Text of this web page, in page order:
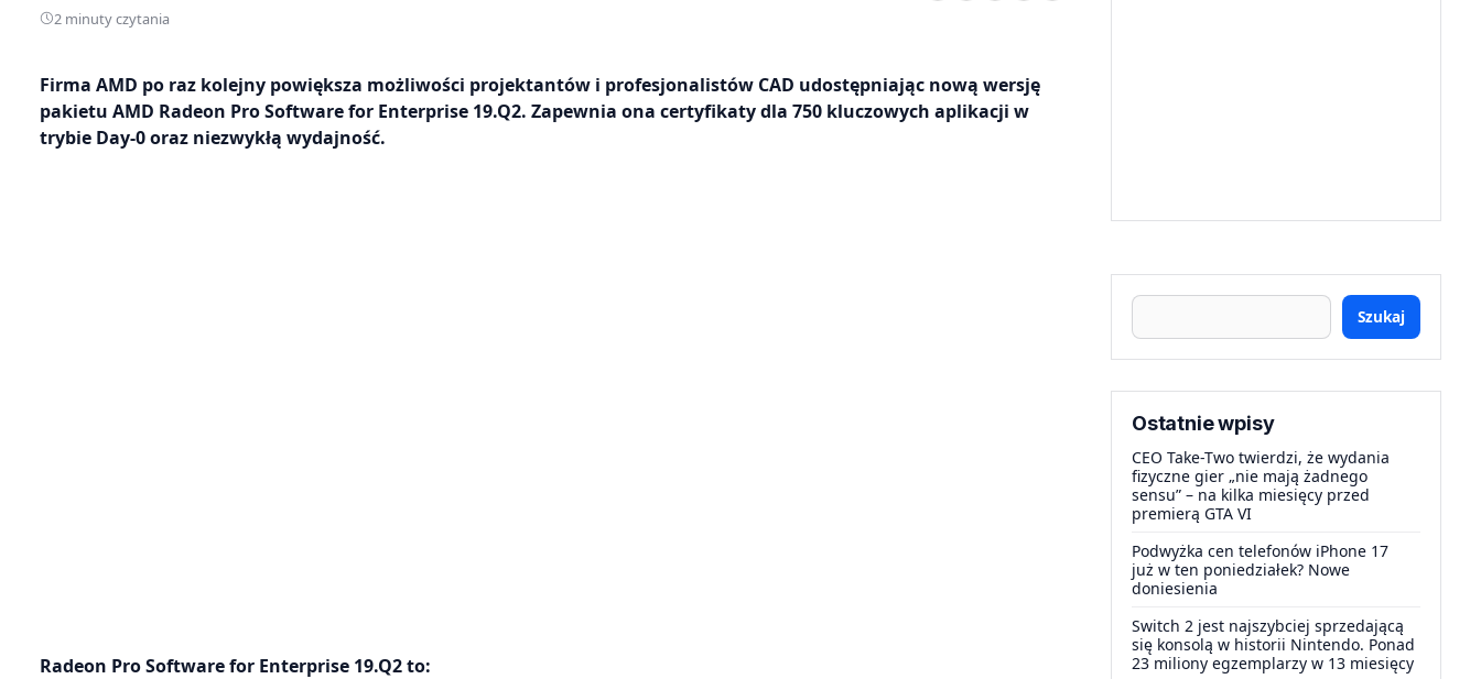
2 minuty czytania
Firma AMD po raz kolejny powiększa możliwości projektantów i profesjonalistów CAD udostępniając nową wersję
pakietu AMD Radeon Pro Software for Enterprise 19.Q2. Zapewnia ona certyfikaty dla 750 kluczowych aplikacji w
trybie Day-0 oraz niezwykłą wydajność.
Radeon Pro Software for Enterprise 19.Q2 to:
Szukaj
Ostatnie wpisy
CEO Take-Two twierdzi, że wydania
fizyczne gier „nie mają żadnego
sensu” – na kilka miesięcy przed
premierą GTA VI
Podwyżka cen telefonów iPhone 17
już w ten poniedziałek? Nowe
doniesienia
Switch 2 jest najszybciej sprzedającą
się konsolą w historii Nintendo. Ponad
23 miliony egzemplarzy w 13 miesięcy